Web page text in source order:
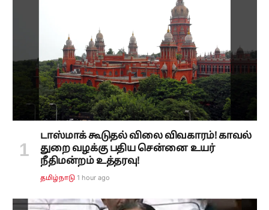
டாஸ்மாக் கூடுதல் விலை விவகாரம்! காவல்
துறை வழக்கு பதிய சென்னை உயர்
நீதிமன்றம் உத்தரவு!
தமிழ்நாடு 1 hour ago